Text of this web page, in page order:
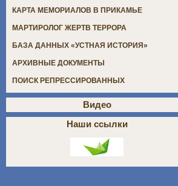
КАРТА МЕМОРИАЛОВ В ПРИКАМЬЕ
МАРТИРОЛОГ ЖЕРТВ ТЕРРОРА
БАЗА ДАННЫХ «УСТНАЯ ИСТОРИЯ»
АРХИВНЫЕ ДОКУМЕНТЫ
ПОИСК РЕПРЕССИРОВАННЫХ
Видео
Наши ссылки